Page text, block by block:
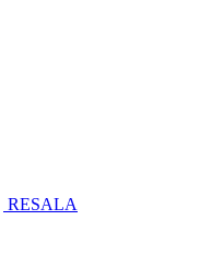
RESALA